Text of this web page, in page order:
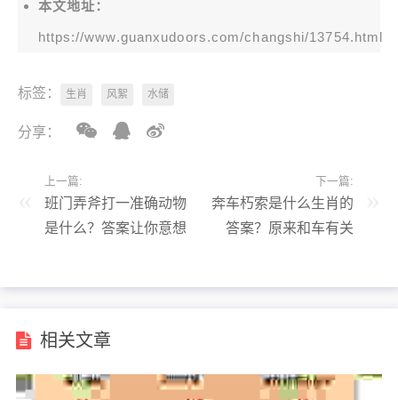
本文地址：
https://www.guanxudoors.com/changshi/13754.html
标签： 生肖 风絮 水储
分享：
上一篇:
班门弄斧打一准确动物
是什么？答案让你意想
下一篇:
奔车朽索是什么生肖的
答案？原来和车有关
相关文章